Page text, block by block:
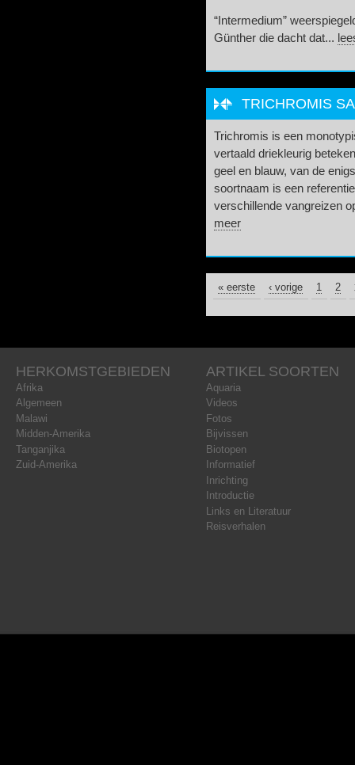
“Intermedium”
Günther die dacht dat...
TRICHROMIS
Trichromis is een
vertaald driekleurig
geel en blauw, van de
soortnaam is een
verschillende vangreizen
meer
PAGINA'S
« eerste ‹ vorige 1 2
HERKOMSTGEBIEDEN
Afrika
Algemeen
Malawi
Midden-Amerika
Tanganjika
Zuid-Amerika
ARTIKEL SOORTEN
Aquaria
Videos
Fotos
Bijvissen
Biotopen
Informatief
Inrichting
Introductie
Links en Literatuur
Reisverhalen